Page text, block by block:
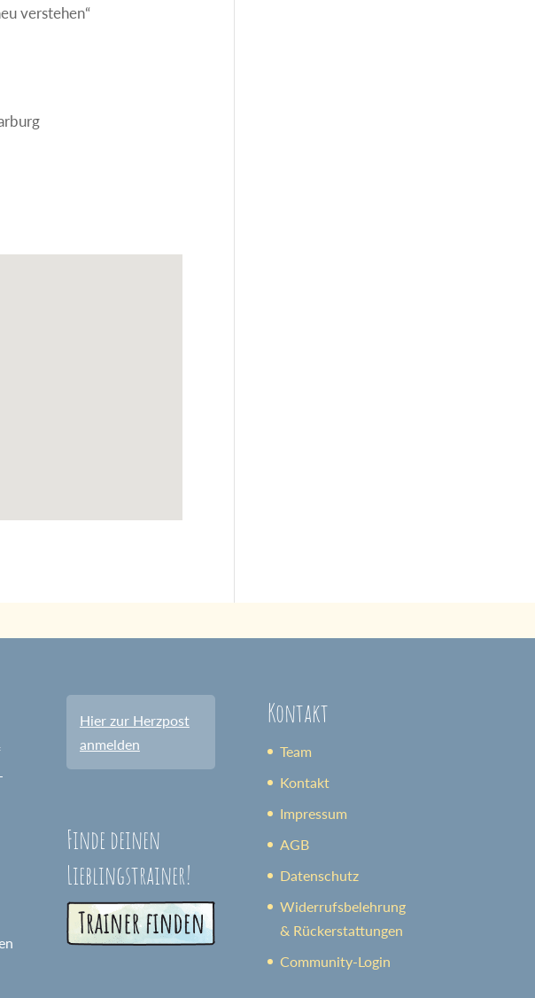
verstehen“
Hier zur Herzpost
anmelden
Finde deinen
Lieblingstrainer!
Kontakt
Team
Kontakt
Impressum
AGB
Datenschutz
Widerrufsbelehrung
& Rückerstattungen
Community-Login